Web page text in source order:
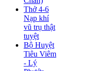
Thở 4-6
Nạp khí
vũ trụ thật
tuyệt
Bộ Huyệt
Tiêu Viêm
- Lý